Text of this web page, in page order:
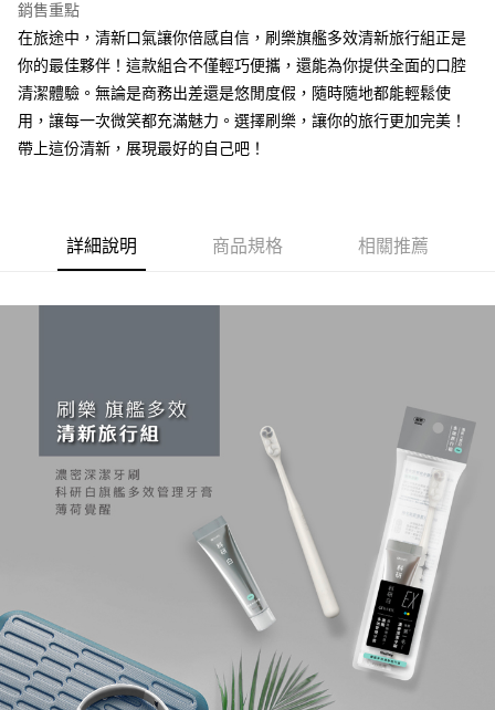
AFTEE先享後付是「在收到商品之後才付款」的支付方式。 讓您購物簡單
便利好安心！
１．簡單：不需註冊會員、不需綁卡、不需儲值。
２．便利：只要手機號碼，簡訊認證，即可結帳。
３．安心：先確認商品／服務後，再付款。
【「AFTEE先享後付」結帳流程】
１．於結帳方式選擇「AFTEE先享後付」後，將跳轉至「AFTEE先享後付」
ATM／網路銀行／等多元方式進行付款，方視為交易完成。
※ 請注意：結帳手續完成當下不需立刻繳費，但若您需要取消訂單，請聯絡
１．透過由恩沛科技股份有限公司提供之「AFTEE先享後付」服務完成之交
易，需依本服務之必要範圍內提供個人資料，並將交易相關給付款項請求債
權轉讓予恩沛科技股份有限公司。
２．關於個人資料處理事宜，請瀏覽以下網址：
https://aftee.tw/terms/#terms3
３．未成年的使用者請事先徵得法定代理人或監護人之同意方可使用
「AFTEE先享後付」，若未經同意申辦者引起之損失，本公司不負相關責
４．使用「AFTEE先享後付」時，將依據個別帳號之用戶狀況，依本公司即
時審查核予不同之上限額度；若仍有額度不足之情形，本公司將視審查結果
請求用戶進行身份認證。
５．嚴禁一人註冊多個帳號或使用他人資訊註冊。若發現惡意使用之情形，
恩沛科技股份有限公司將有權停止該用戶之使用額度並採取法律行動。
ATM付款
運送方式
全家取貨付款
7-11取貨付款
每筆NT$60，滿NT$599(含以上)免運費
每筆NT$120，滿NT$899(含以上)免運費
銷售重點
在旅途中，清新口氣讓你倍感自信，刷樂旗艦多效清新旅行組正是
你的最佳夥伴！這款組合不僅輕巧便攜，還能為你提供全面的口腔
清潔體驗。無論是商務出差還是悠閒度假，隨時隨地都能輕鬆使
用，讓每一次微笑都充滿魅力。選擇刷樂，讓你的旅行更加完美！
帶上這份清新，展現最好的自己吧！
詳細說明 商品規格 相關推薦